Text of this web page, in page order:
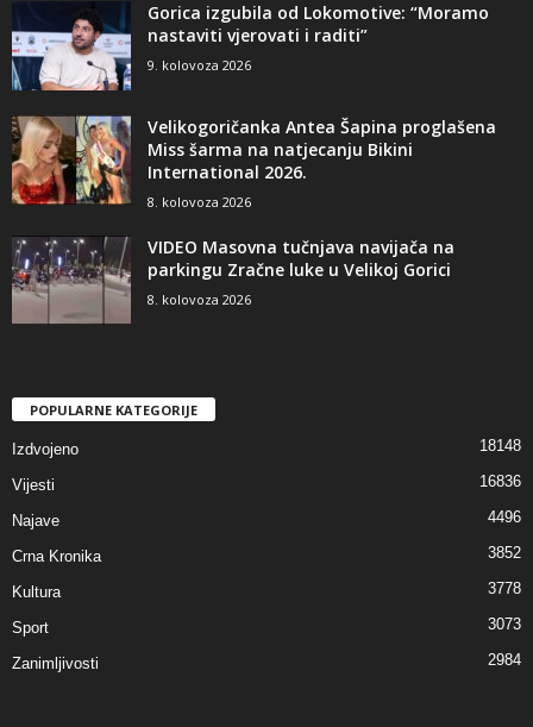
Gorica izgubila od Lokomotive: “Moramo
nastaviti vjerovati i raditi”
9. kolovoza 2026
Velikogoričanka Antea Šapina proglašena
Miss šarma na natjecanju Bikini
International 2026.
8. kolovoza 2026
VIDEO Masovna tučnjava navijača na
parkingu Zračne luke u Velikoj Gorici
8. kolovoza 2026
POPULARNE KATEGORIJE
Izdvojeno 18148
Vijesti 16836
Najave 4496
Crna Kronika 3852
Kultura 3778
Sport 3073
Zanimljivosti 2984